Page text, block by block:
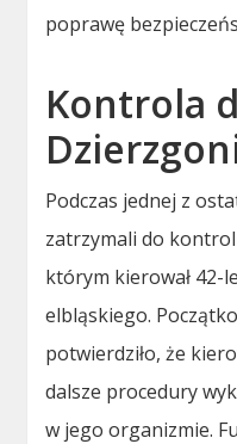
poprawę
Kontrola
Podczas jednej z
zatrzymali do
którym kierował 42-
elbląskiego.
potwierdziło, że
dalsze procedury
w jego organizmie.